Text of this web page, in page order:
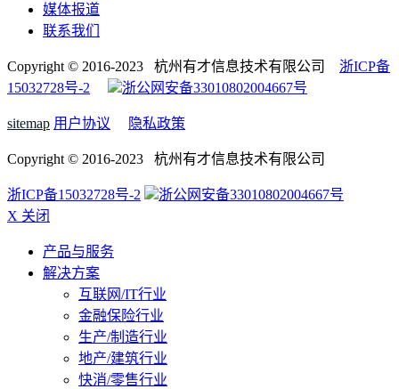
媒体报道
联系我们
Copyright © 2016-2023 杭州有才信息技术有限公司 浙ICP备
15032728号-2
浙公网安备33010802004667号
sitemap 用户协议 隐私政策
Copyright © 2016-2023 杭州有才信息技术有限公司
浙ICP备15032728号-2
浙公网安备33010802004667号
X 关闭
产品与服务
解决方案
互联网/IT行业
金融保险行业
生产/制造行业
地产/建筑行业
快消/零售行业